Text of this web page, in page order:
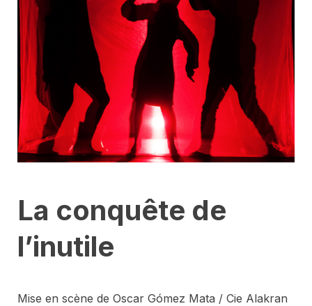
La conquête de
l’inutile
Mise en scène de Oscar Gómez Mata / Cie Alakran